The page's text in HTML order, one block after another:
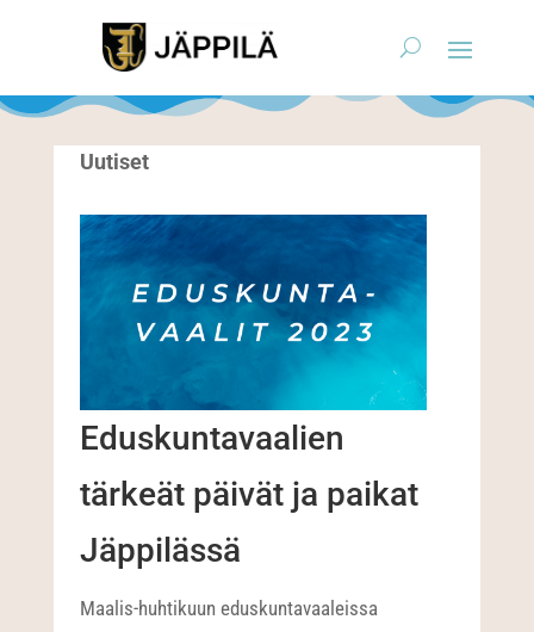
Uutiset
Eduskuntavaalien
tärkeät päivät ja paikat
Jäppilässä
Maalis-huhtikuun eduskuntavaaleissa